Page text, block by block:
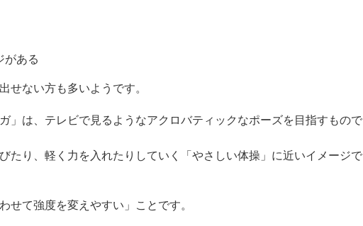
がある
せない方も多いようです。
」は、テレビで見るようなアクロバティックなポーズを目指すもので
たり、軽く力を入れたりしていく「やさしい体操」に近いイメージで
せて強度を変えやすい」ことです。